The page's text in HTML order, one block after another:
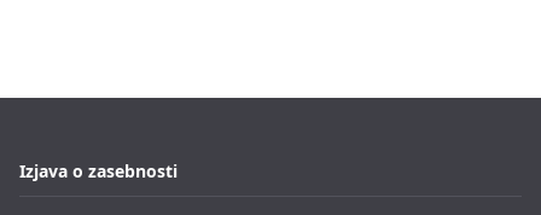
Izjava o zasebnosti